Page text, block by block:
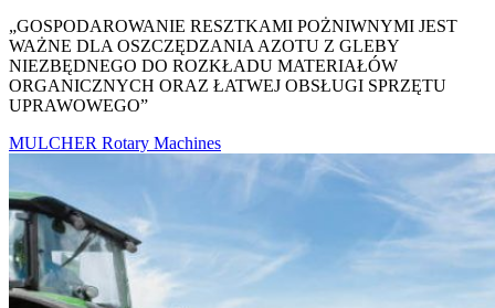
„GOSPODAROWANIE RESZTKAMI POŻNIWNYMI JEST
WAŻNE DLA OSZCZĘDZANIA AZOTU Z GLEBY
NIEZBĘDNEGO DO ROZKŁADU MATERIAŁÓW
ORGANICZNYCH ORAZ ŁATWEJ OBSŁUGI SPRZĘTU
UPRAWOWEGO”
MULCHER Rotary Machines